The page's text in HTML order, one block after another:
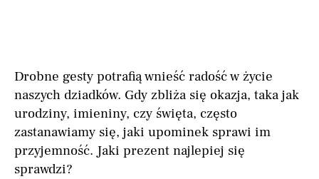
Drobne gesty potrafią wnieść radość w życie
naszych dziadków. Gdy zbliża się okazja, taka jak
urodziny, imieniny, czy święta, często
zastanawiamy się, jaki upominek sprawi im
przyjemność. Jaki prezent najlepiej się
sprawdzi?